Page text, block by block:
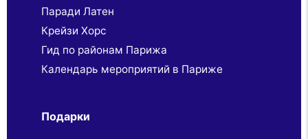
Паради Латен
Крейзи Хорс
Гид по районам Парижа
Календарь мероприятий в Париже
Подарки